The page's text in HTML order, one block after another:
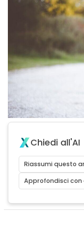
Chiedi all'AI
Riassumi questo
Approfondisci